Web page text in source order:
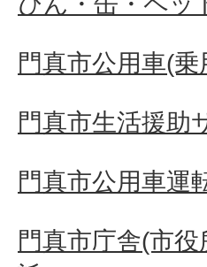
門真市公用車(
門真市生活援助
門真市公用車運
門真市庁舎(市